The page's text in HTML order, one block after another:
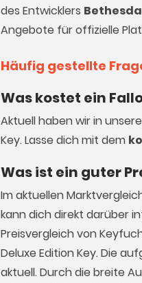
des Entwicklers
Angebote für offizielle
Häufig gestellte
Was kostet ein
Aktuell haben wir in
Key. Lasse dich mit dem
Was ist ein guter
Im aktuellen
kann dich direkt darüber
Preisvergleich von
Deluxe Edition Key. Die
aktuell. Durch die breite